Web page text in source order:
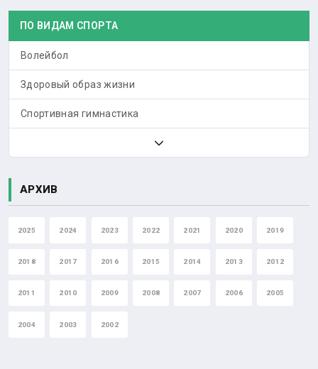
ПО ВИДАМ СПОРТА
Волейбол
Здоровый образ жизни
Спортивная гимнастика
АРХИВ
2025 2024 2023 2022 2021 2020 2019
2018 2017 2016 2015 2014 2013 2012
2011 2010 2009 2008 2007 2006 2005
2004 2003 2002